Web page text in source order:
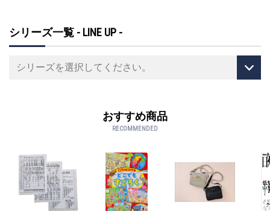
シリーズ一覧 - LINE UP -
おすすめ商品
RECOMMENDED